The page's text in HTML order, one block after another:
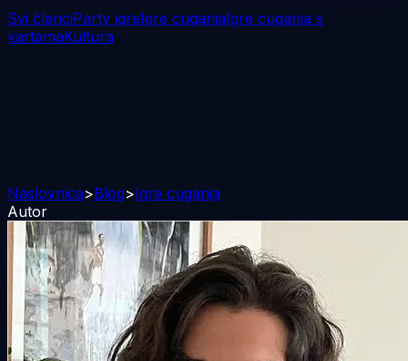
Svi članciParty igreIgre cuganjaIgre cuganja s
kartamaKultura
Naslovnica>Blog>Igre cuganja
Autor